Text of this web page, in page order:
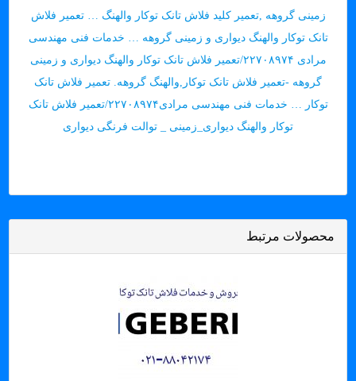
زمینی گروهه ,تعمیر کلید فلاش تانک توکار والهنگ … تعمیر فلاش
تانک توکار والهنگ دیواری و زمینی گروهه … خدمات فنی مهندسی
مرادی ۲۲۷۰۸۹۷۴/تعمیر فلاش تانک توکار والهنگ دیواری و زمینی
گروهه -تعمیر فلاش تانک توکار,والهنگ گروهه. تعمیر فلاش تانک
توکار … خدمات فنی مهندسی مرادی۲۲۷۰۸۹۷۴/تعمیر فلاش تانک
توکار والهنگ دیواری_زمینی _ توالت فرنگی دیواری
محصولات مرتبط